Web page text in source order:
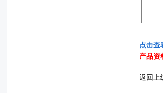
点击查
产品资
返回上